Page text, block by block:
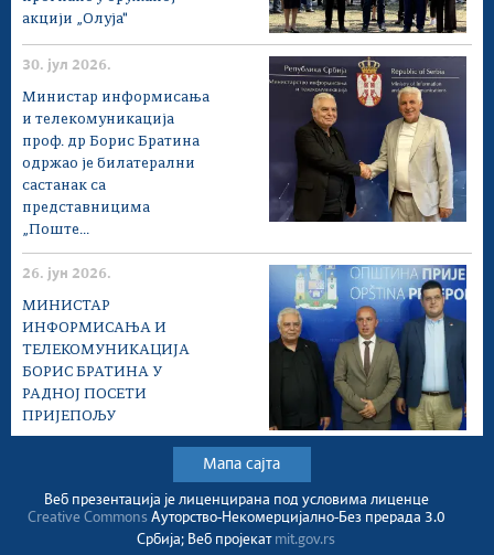
акцији „Олуја"
30. јул 2026.
Министар информисања
и телекомуникација
проф. др Борис Братина
одржао је билатерални
састанак са
представницима
„Поште...
26. јун 2026.
МИНИСТАР
ИНФОРМИСАЊА И
ТЕЛЕКОМУНИКАЦИЈА
БОРИС БРАТИНА У
РАДНОЈ ПОСЕТИ
ПРИЈЕПОЉУ
Мапа сајта
Веб презентација jе лиценциранa под условима лиценце
Creative CommonsАуторство-Некомерцијално-Без прерада 3.0
Србија; Веб пројекат mit.gov.rs